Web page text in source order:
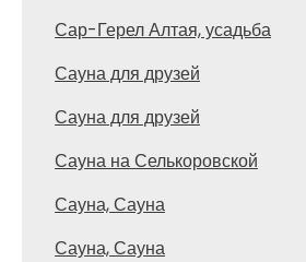
Сар-Герел Алтая, усадьба
Сауна для друзей
Сауна для друзей
Сауна на Селькоровской
Сауна, Сауна
Сауна, Сауна